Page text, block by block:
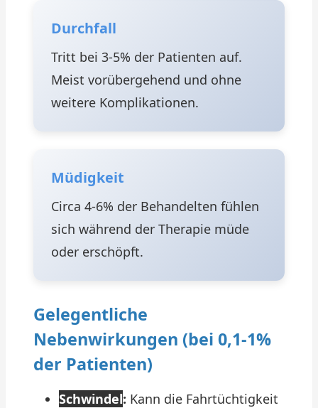
Durchfall
Tritt bei 3-5% der Patienten auf.
Meist vorübergehend und ohne
weitere Komplikationen.
Müdigkeit
Circa 4-6% der Behandelten fühlen
sich während der Therapie müde
oder erschöpft.
Gelegentliche
Nebenwirkungen (bei 0,1-1%
der Patienten)
Schwindel: Kann die Fahrtüchtigkeit